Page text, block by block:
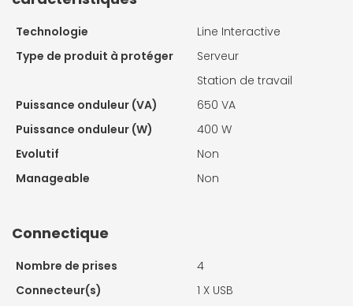
Technologie
Line Interactive
Type de produit à protéger
Serveur
Station de travail
Puissance onduleur (VA)
650 VA
Puissance onduleur (W)
400 W
Evolutif
Non
Manageable
Non
Connectique
Nombre de prises
4
Connecteur(s)
1 X USB